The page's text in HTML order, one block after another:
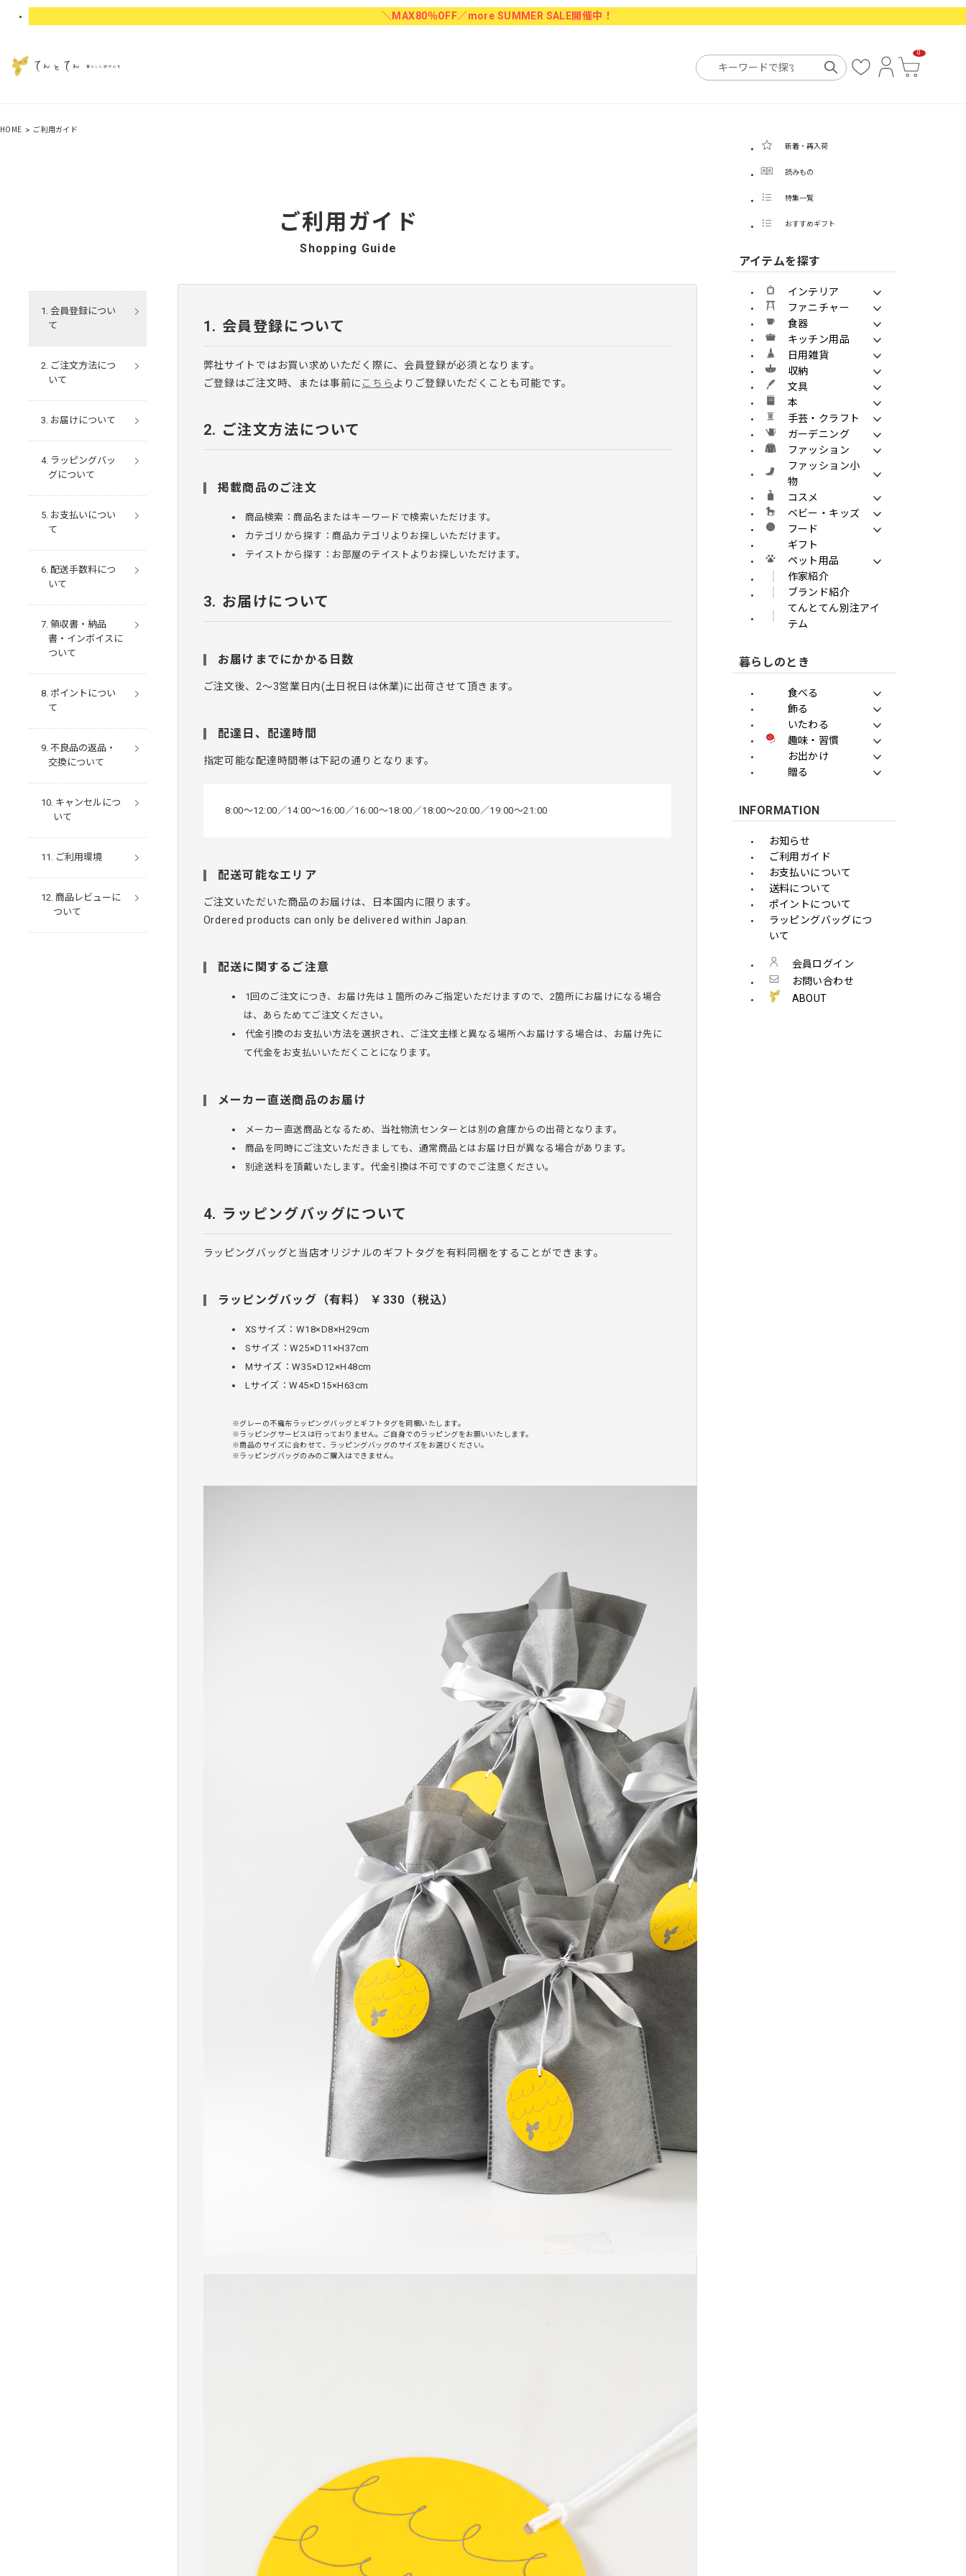
＼MAX80％OFF／more SUMMER SALE開催中！
0
HOME ご利用ガイド
ご利用ガイド
Shopping Guide
会員登録につい
て
ご注文方法につ
いて
お届けについて
ラッピングバッ
グについて
お支払いについ
て
配送手数料につ
いて
領収書・納品
書・インボイスに
ついて
ポイントについ
て
不良品の返品・
交換について
キャンセルにつ
いて
ご利用環境
商品レビューに
ついて
会員登録について
弊社サイトではお買い求めいただく際に、会員登録が必須となります。
ご登録はご注文時、または事前に こちら よりご登録いただくことも可能です。
ご注文方法について
掲載商品のご注文
商品検索：商品名またはキーワードで検索いただけます。
カテゴリから探す：商品カテゴリよりお探しいただけます。
テイストから探す：お部屋のテイストよりお探しいただけます。
お届けについて
お届けまでにかかる日数
ご注文後、2〜3営業日内(土日祝日は休業)に出荷させて頂きます。
配達日、配達時間
指定可能な配達時間帯は下記の通りとなります。
8:00〜12:00／14:00〜16:00／16:00〜18:00／18:00〜20:00／19:00〜21:00
配送可能なエリア
ご注文いただいた商品のお届けは、日本国内に限ります。
Ordered products can only be delivered within Japan.
配送に関するご注意
1回のご注文につき、お届け先は１箇所のみご指定いただけますので、2箇所にお届けになる場合
は、あらためてご注文ください。
代金引換のお支払い方法を選択され、ご注文主様と異なる場所へお届けする場合は、お届け先に
て代金をお支払いいただくことになります。
メーカー直送商品のお届け
メーカー直送商品となるため、当社物流センターとは別の倉庫からの出荷となります。
商品を同時にご注文いただきましても、通常商品とはお届け日が異なる場合があります。
別途送料を頂戴いたします。代金引換は不可ですのでご注意ください。
ラッピングバッグについて
ラッピングバッグと当店オリジナルのギフトタグを有料同梱をすることができます。
ラッピングバッグ（有料） ￥330（税込）
XSサイズ：W18×D8×H29cm
Sサイズ：W25×D11×H37cm
Mサイズ：W35×D12×H48cm
Lサイズ：W45×D15×H63cm
※グレーの不織布ラッピングバッグとギフトタグを同梱いたします。
※ラッピングサービスは行っておりません。ご自身でのラッピングをお願いいたします。
※商品のサイズに合わせて、ラッピングバッグのサイズをお選びください。
※ラッピングバッグのみのご購入はできません。
新着・再入荷
読みもの
特集一覧
おすすめギフト
アイテムを探す
インテリア
ファニチャー
食器
キッチン用品
日用雑貨
収納
文具
本
手芸・クラフト
ガーデニング
ファッション
ファッション小
物
コスメ
ベビー・キッズ
フード
ギフト
ペット用品
作家紹介
ブランド紹介
てんとてん別注アイ
テム
暮らしのとき
食べる
飾る
いたわる
趣味・習慣
お出かけ
贈る
INFORMATION
お知らせ
ご利用ガイド
お支払いについて
送料について
ポイントについて
ラッピングバッグにつ
いて
会員ログイン
お問い合わせ
ABOUT